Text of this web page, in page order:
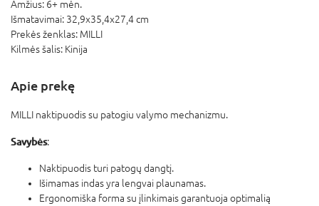
Amžius: 6+ mėn.
Išmatavimai: 32,9x35,4x27,4 cm
Prekės ženklas: MILLI
Kilmės šalis: Kinija
Apie prekę
MILLI naktipuodis su patogiu valymo mechanizmu.
Savybės:
Naktipuodis turi patogų dangtį.
Išimamas indas yra lengvai plaunamas.
Ergonomiška forma su įlinkimais garantuoja optimalią